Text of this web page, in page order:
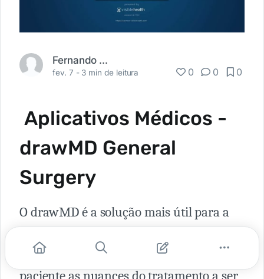
Fernando Carbonieri
fev. 7 - 3 min de leitura 0 0 0
Aplicativos Médicos -
drawMD General
Surgery
O drawMD é a solução mais útil para a
consegue, de maneira visual, explicar ao